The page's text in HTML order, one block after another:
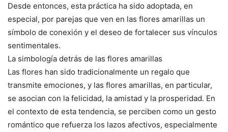
Desde entonces, esta práctica ha sido adoptada, en
especial, por parejas que ven en las flores amarillas un
símbolo de conexión y el deseo de fortalecer sus vínculos
sentimentales.
La simbología detrás de las flores amarillas
Las flores han sido tradicionalmente un regalo que
transmite emociones, y las flores amarillas, en particular,
se asocian con la felicidad, la amistad y la prosperidad. En
el contexto de esta tendencia, se perciben como un gesto
romántico que refuerza los lazos afectivos, especialmente